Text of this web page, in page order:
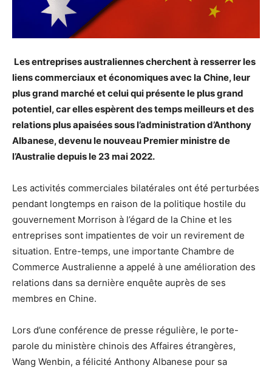
Les entreprises australiennes cherchent à resserrer les
liens commerciaux et économiques avec la Chine, leur
plus grand marché et celui qui présente le plus grand
potentiel, car elles espèrent des temps meilleurs et des
relations plus apaisées sous l’administration d’Anthony
Albanese, devenu le nouveau Premier ministre de
l’Australie depuis le 23 mai 2022.
Les activités commerciales bilatérales ont été perturbées
pendant longtemps en raison de la politique hostile du
gouvernement Morrison à l’égard de la Chine et les
entreprises sont impatientes de voir un revirement de
situation. Entre-temps, une importante Chambre de
Commerce Australienne a appelé à une amélioration des
relations dans sa dernière enquête auprès de ses
membres en Chine.
Lors d’une conférence de presse régulière, le porte-
parole du ministère chinois des Affaires étrangères,
Wang Wenbin, a félicité Anthony Albanese pour sa